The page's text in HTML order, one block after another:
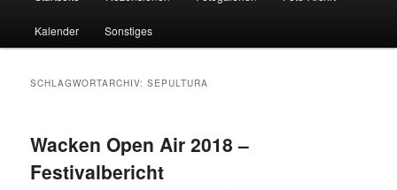
Kalender Sonstiges
SCHLAGWORTARCHIV:SEPULTURA
Wacken Open Air 2018 –
Festivalbericht